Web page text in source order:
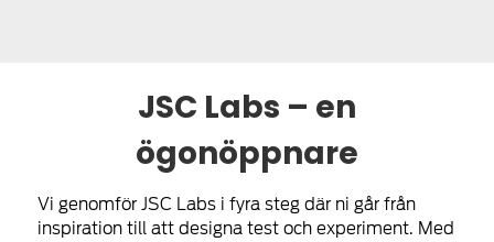
JSC Labs – en
ögonöppnare
Vi genomför JSC Labs i fyra steg där ni går från
inspiration till att designa test och experiment. Med